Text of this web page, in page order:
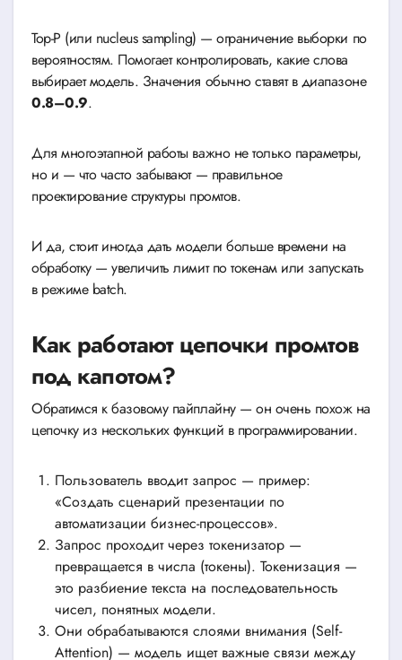
Top-P (или nucleus sampling) — ограничение выборки по
вероятностям. Помогает контролировать, какие слова
выбирает модель. Значения обычно ставят в диапазоне
0.8–0.9.
Для многоэтапной работы важно не только параметры,
но и — что часто забывают — правильное
проектирование структуры промтов.
И да, стоит иногда дать модели больше времени на
обработку — увеличить лимит по токенам или запускать
в режиме batch.
Как работают цепочки промтов
под капотом?
Обратимся к базовому пайплайну — он очень похож на
цепочку из нескольких функций в программировании.
Пользователь вводит запрос — пример:
«Создать сценарий презентации по
автоматизации бизнес-процессов».
Запрос проходит через токенизатор —
превращается в числа (токены). Токенизация —
это разбиение текста на последовательность
чисел, понятных модели.
Они обрабатываются слоями внимания (Self-
Attention) — модель ищет важные связи между